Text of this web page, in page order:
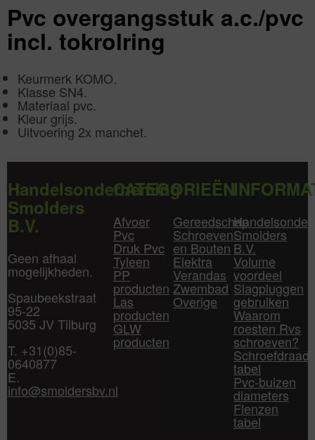
Pvc overgangsstuk a.c./pvc
incl. tokrolring
Keurmerk KOMO.
Klasse SN4.
Materiaal pvc.
Kleur grijs.
Uitvoering 2x manchet.
Handelsonderneming
Smolders
B.V.
Geen afhaal
mogelijkheden.
Spaubeekstraat
95-22
5035 JV Tilburg
T. +31(0)85-
0640877
E.
info@smoldersbv.nl
CATEGORIEËN
Afvoer
Pvc
Druk Pvc
Tyleen
PP
producten
Las
producten
GLW
producten
Gereedschap
Schroeven
en Bouten
Elektra
Verandas
Zwembad
Overige
Smolders
B.V.
Volume
voordeel
Slagpluggen
gebruiken
Waarom
roesten Rvs
schroeven?
Schroefdraad
tabel
Pvc-buizen
diameters
Flenzen
tabel